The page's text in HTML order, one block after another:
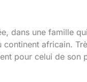
dans une famille
africain.
pour celui de son